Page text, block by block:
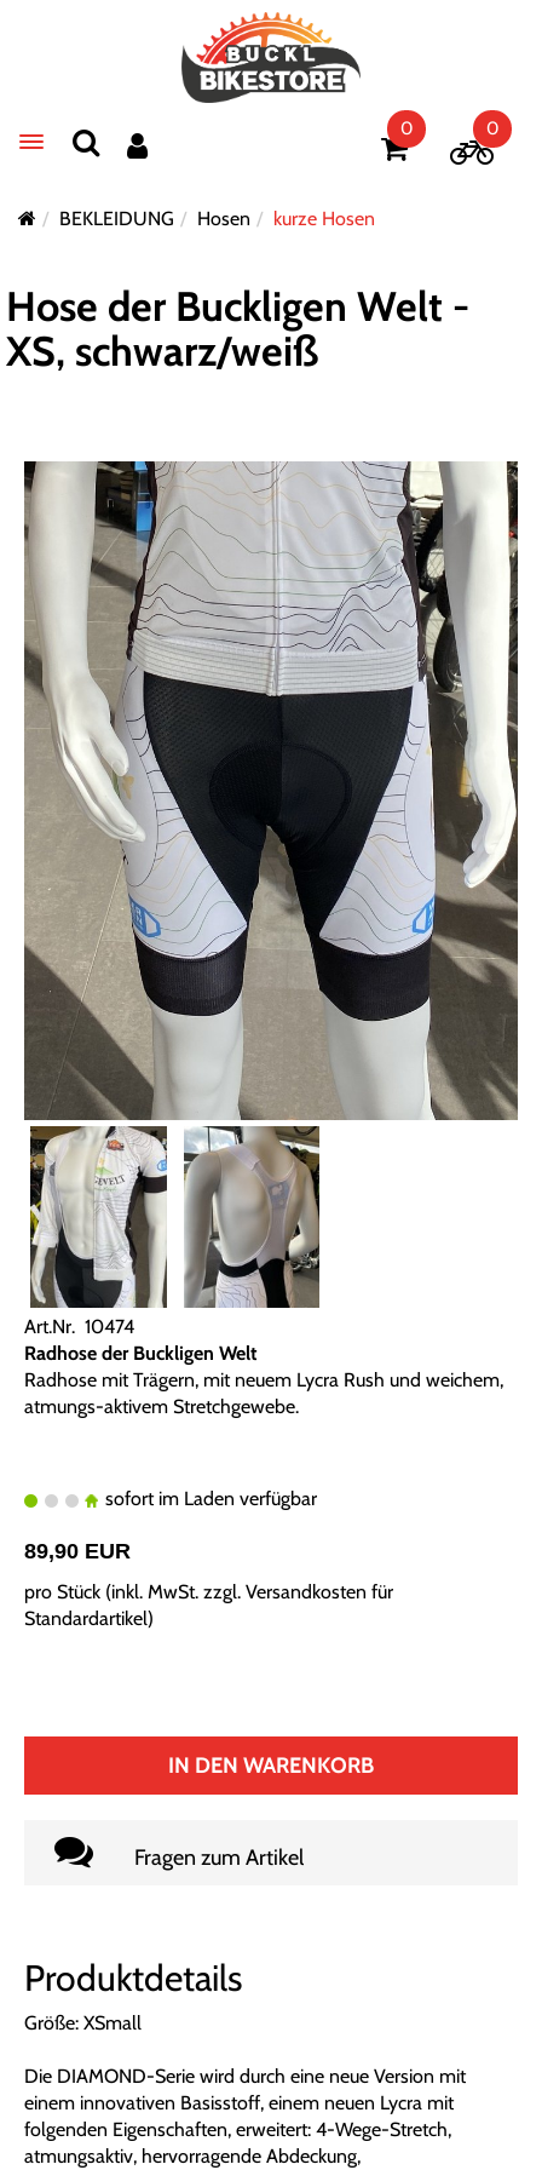
Toggle navigation
0 0
BEKLEIDUNG Hosen kurze Hosen
Hose der Buckligen Welt -
XS, schwarz/weiß
Art.Nr. 10474
Radhose der Buckligen Welt
Radhose mit Trägern, mit neuem Lycra Rush und weichem,
atmungs-aktivem Stretchgewebe.
sofort im Laden verfügbar
89,90 EUR
pro Stück (inkl. MwSt. zzgl. Versandkosten für
Standardartikel)
IN DEN WARENKORB
Fragen zum Artikel
Produktdetails
Größe: XSmall
Die DIAMOND-Serie wird durch eine neue Version mit
einem innovativen Basisstoff, einem neuen Lycra mit
folgenden Eigenschaften, erweitert: 4-Wege-Stretch,
atmungsaktiv, hervorragende Abdeckung,